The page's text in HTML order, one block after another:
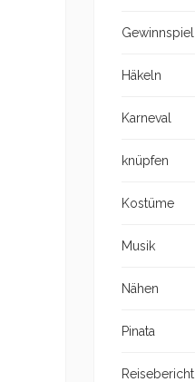
Gewinnspiel
Häkeln
Karneval
knüpfen
Kostüme
Musik
Nähen
Pinata
Reisebericht